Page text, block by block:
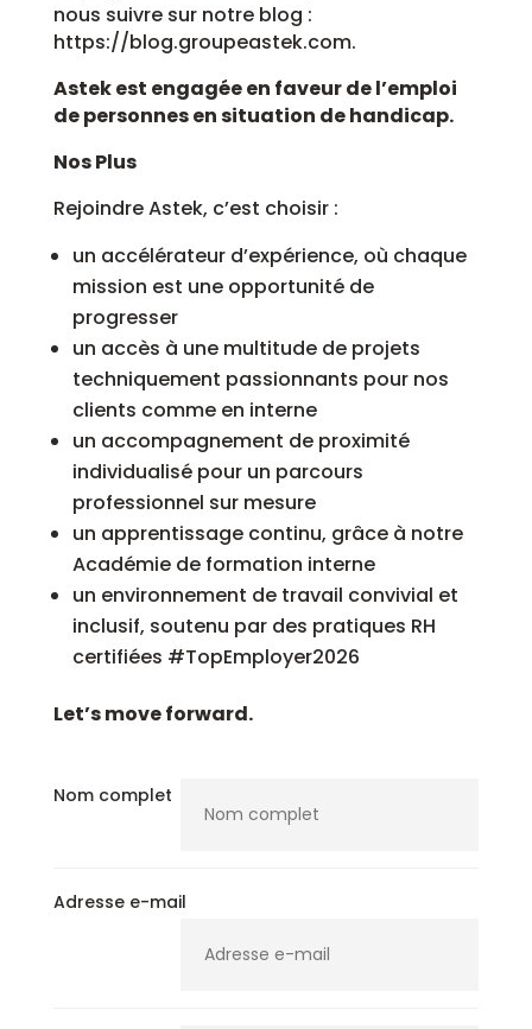
nous suivre sur notre blog :
https://blog.groupeastek.com.
Astek est engagée en faveur de l’emploi
de personnes en situation de handicap.
Nos Plus
Rejoindre Astek, c’est choisir :
un accélérateur d’expérience, où chaque
mission est une opportunité de
progresser
un accès à une multitude de projets
techniquement passionnants pour nos
clients comme en interne
un accompagnement de proximité
individualisé pour un parcours
professionnel sur mesure
un apprentissage continu, grâce à notre
Académie de formation interne
un environnement de travail convivial et
inclusif, soutenu par des pratiques RH
certifiées #TopEmployer2026
Let’s move forward.
Nom complet
Adresse e-mail